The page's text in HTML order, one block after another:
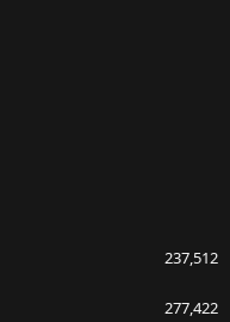
237,512
277,422